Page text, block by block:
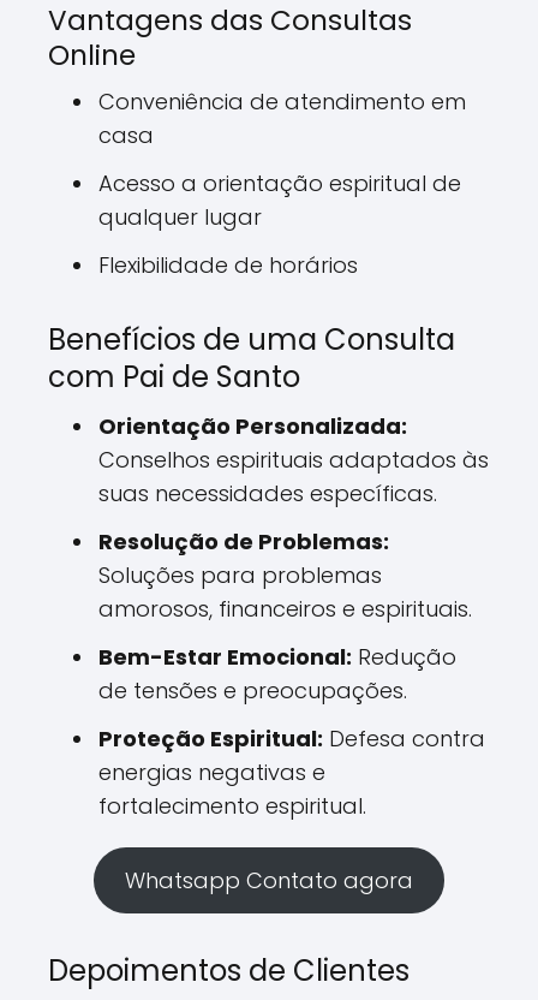
Vantagens das Consultas
Online
Conveniência de atendimento em
casa
Acesso a orientação espiritual de
qualquer lugar
Flexibilidade de horários
Benefícios de uma Consulta
com Pai de Santo
Orientação Personalizada:
Conselhos espirituais adaptados às
suas necessidades específicas.
Resolução de Problemas:
Soluções para problemas
amorosos, financeiros e espirituais.
Bem-Estar Emocional: Redução
de tensões e preocupações.
Proteção Espiritual: Defesa contra
energias negativas e
fortalecimento espiritual.
Whatsapp Contato agora
Depoimentos de Clientes